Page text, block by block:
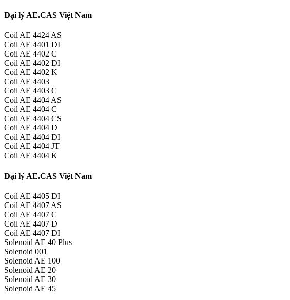
Đại lý AE.CAS Việt Nam
Coil AE 4424 AS
Coil AE 4401 DI
Coil AE 4402 C
Coil AE 4402 DI
Coil AE 4402 K
Coil AE 4403
Coil AE 4403 C
Coil AE 4404 AS
Coil AE 4404 C
Coil AE 4404 CS
Coil AE 4404 D
Coil AE 4404 DI
Coil AE 4404 JT
Coil AE 4404 K
Đại lý AE.CAS Việt Nam
Coil AE 4405 DI
Coil AE 4407 AS
Coil AE 4407 C
Coil AE 4407 D
Coil AE 4407 DI
Solenoid AE 40 Plus
Solenoid 001
Solenoid AE 100
Solenoid AE 20
Solenoid AE 30
Solenoid AE 45